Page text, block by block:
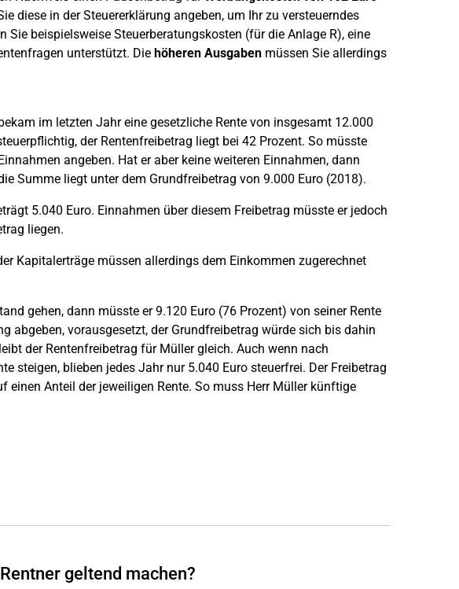
diese in der Steuererklärung angeben, um Ihr zu versteuerndes
beispielsweise Steuerberatungskosten (für die Anlage R), eine
unterstützt. Die höheren Ausgabenmüssen Sie allerdings
im letzten Jahr eine gesetzliche Rente von insgesamt 12.000
der Rentenfreibetrag liegt bei 42 Prozent. So müsste
angeben. Hat er aber keine weiteren Einnahmen, dann
Summe liegt unter dem Grundfreibetrag von 9.000 Euro (2018).
5.040 Euro. Einnahmen über diesem Freibetrag müsste er jedoch
liegen.
Kapitalerträge müssen allerdings dem Einkommen zugerechnet
gehen, dann müsste er 9.120 Euro (76 Prozent) von seiner Rente
abgeben, vorausgesetzt, der Grundfreibetrag würde sich bis dahin
der Rentenfreibetrag für Müller gleich. Auch wenn nach
steigen, blieben jedes Jahr nur 5.040 Euro steuerfrei. Der Freibetrag
Anteil der jeweiligen Rente. So muss Herr Müller künftige
geltend machen?